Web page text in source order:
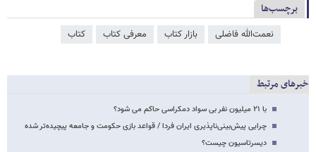
برچسب‌ها
نعمت‌الله فاضلی بازار کتاب معرفی کتاب کتاب
خبرهای مرتبط
با ۲۱ میلیون نفر بی سواد دمکراسی حاکم می شود؟
چرایی پیش‌بینی‌ناپذیری ایران فردا / قواعد بازی حکومت و جامعه پیچیده‌تر شده
دیسرتاسیون چیست؟